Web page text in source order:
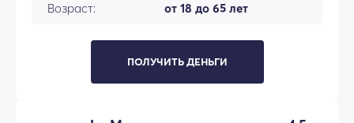
Возраст: от 18 до 65 лет
ПОЛУЧИТЬ ДЕНЬГИ